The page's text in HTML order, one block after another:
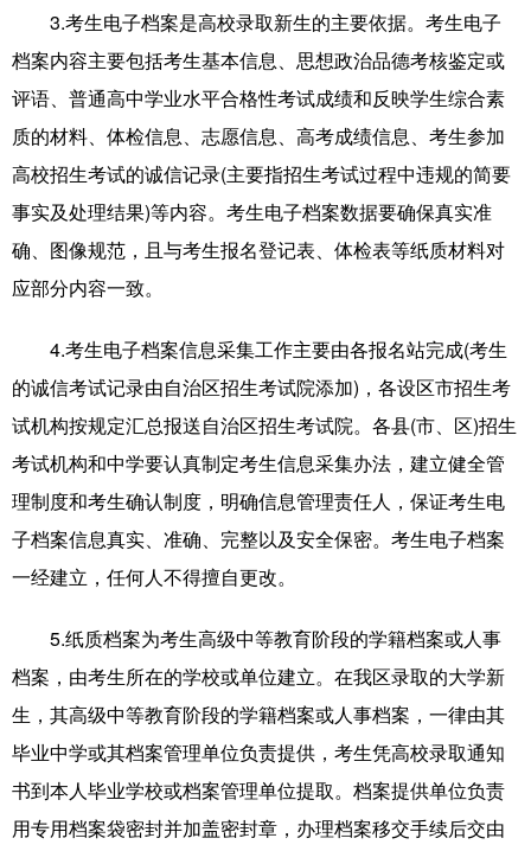
3.考生电子档案是高校录取新生的主要依据。考生电子
档案内容主要包括考生基本信息、思想政治品德考核鉴定或
评语、普通高中学业水平合格性考试成绩和反映学生综合素
质的材料、体检信息、志愿信息、高考成绩信息、考生参加
高校招生考试的诚信记录(主要指招生考试过程中违规的简要
事实及处理结果)等内容。考生电子档案数据要确保真实准
确、图像规范，且与考生报名登记表、体检表等纸质材料对
应部分内容一致。
4.考生电子档案信息采集工作主要由各报名站完成(考生
的诚信考试记录由自治区招生考试院添加)，各设区市招生考
试机构按规定汇总报送自治区招生考试院。各县(市、区)招生
考试机构和中学要认真制定考生信息采集办法，建立健全管
理制度和考生确认制度，明确信息管理责任人，保证考生电
子档案信息真实、准确、完整以及安全保密。考生电子档案
一经建立，任何人不得擅自更改。
5.纸质档案为考生高级中等教育阶段的学籍档案或人事
档案，由考生所在的学校或单位建立。在我区录取的大学新
生，其高级中等教育阶段的学籍档案或人事档案，一律由其
毕业中学或其档案管理单位负责提供，考生凭高校录取通知
书到本人毕业学校或档案管理单位提取。档案提供单位负责
用专用档案袋密封并加盖密封章，办理档案移交手续后交由